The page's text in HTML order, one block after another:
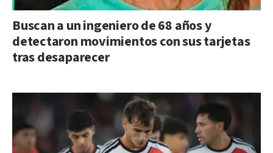
Buscan a un ingeniero de 68 años y
detectaron movimientos con sus tarjetas
tras desaparecer